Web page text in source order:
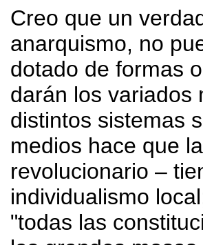
Creo que un
anarquismo, no
dotado de formas
darán los variados
distintos sistemas
medios hace que
revolucionario –
individualismo
"todas las